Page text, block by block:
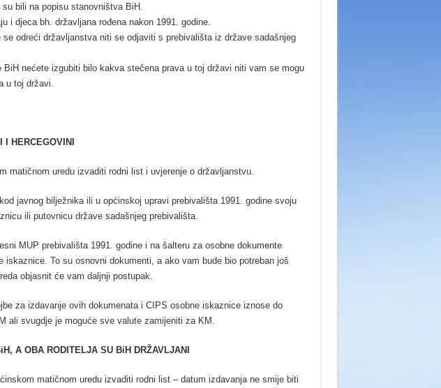
bili na popisu stanovništva BiH.
i djeca bh. državljana rođena nakon 1991. godine.
odreći državljanstva niti se odjaviti s prebivališta iz države sadašnjeg
BiH nećete izgubiti bilo kakva stečena prava u toj državi niti vam se mogu
u toj državi.
HERCEGOVINI
matičnom uredu izvaditi rodni list i uvjerenje o državljanstvu.
javnog bilježnika ili u općinskoj upravi prebivališta 1991. godine svoju
ili putovnicu države sadašnjeg prebivališta.
MUP prebivališta 1991. godine i na šalteru za osobne dokumente
iskaznice. To su osnovni dokumenti, a ako vam bude bio potreban još
objasnit će vam daljnji postupak.
za izdavanje ovih dokumenata i CIPS osobne iskaznice iznose do
ali svugdje je moguće sve valute zamijeniti za KM.
A OBA RODITELJA SU BiH DRŽAVLJANI
matičnom uredu izvaditi rodni list – datum izdavanja ne smije biti